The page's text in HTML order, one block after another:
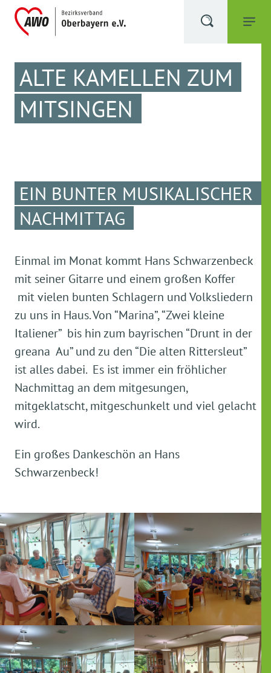
ALTE KAMELLEN ZUM
MITSINGEN
EIN BUNTER MUSIKALISCHER
NACHMITTAG
Einmal im Monat kommt Hans Schwarzenbeck
mit seiner Gitarre und einem großen Koffer
mit vielen bunten Schlagern und Volksliedern
zu uns in Haus. Von “Marina”, “Zwei kleine
Italiener” bis hin zum bayrischen “Drunt in der
greana Au” und zu den “Die alten Rittersleut”
ist alles dabei. Es ist immer ein fröhlicher
Nachmittag an dem mitgesungen,
mitgeklatscht, mitgeschunkelt und viel gelacht
wird.
Ein großes Dankeschön an Hans
Schwarzenbeck!